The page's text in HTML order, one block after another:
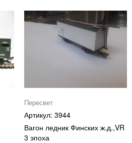
Пересвет
3944
Вагон ледник Финских ж.д.,VR
3 эпоха